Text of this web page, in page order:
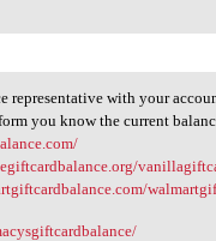
representative with your
you know the current